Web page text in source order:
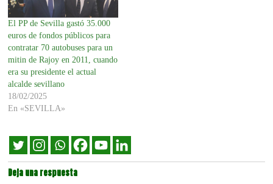
El PP de Sevilla gastó 35.000
euros de fondos públicos para
contratar 70 autobuses para un
mitin de Rajoy en 2011, cuando
era su presidente el actual
alcalde sevillano
18/02/2025
En «SEVILLA»
Deja una respuesta